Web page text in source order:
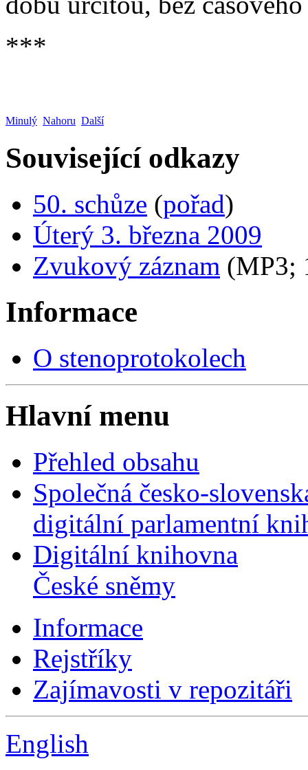
***
Minulý Nahoru Další
Související odkazy
50. schůze (pořad)
Úterý 3. března 2009
Zvukový záznam (MP3;
Informace
O stenoprotokolech
Hlavní menu
Přehled obsahu
Společná česko-
digitální parlamentní
Digitální knihovna
České sněmy
Informace
Rejstříky
Zajímavosti v repozitáři
English